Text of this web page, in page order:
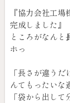
『協力会社工
完成しました』
ところがなんと
ホっ
「長さが違う
んてもったいな
「袋から出し